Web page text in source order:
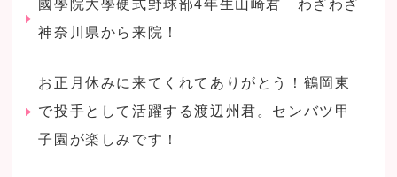
國學院大學硬式野球部4年生山崎君 わざわざ
神奈川県から来院！
お正月休みに来てくれてありがとう！鶴岡東
で投手として活躍する渡辺州君。センバツ甲
子園が楽しみです！